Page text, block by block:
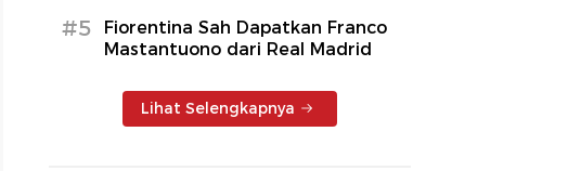
#5
Fiorentina Sah Dapatkan Franco
Mastantuono dari Real Madrid
Lihat Selengkapnya